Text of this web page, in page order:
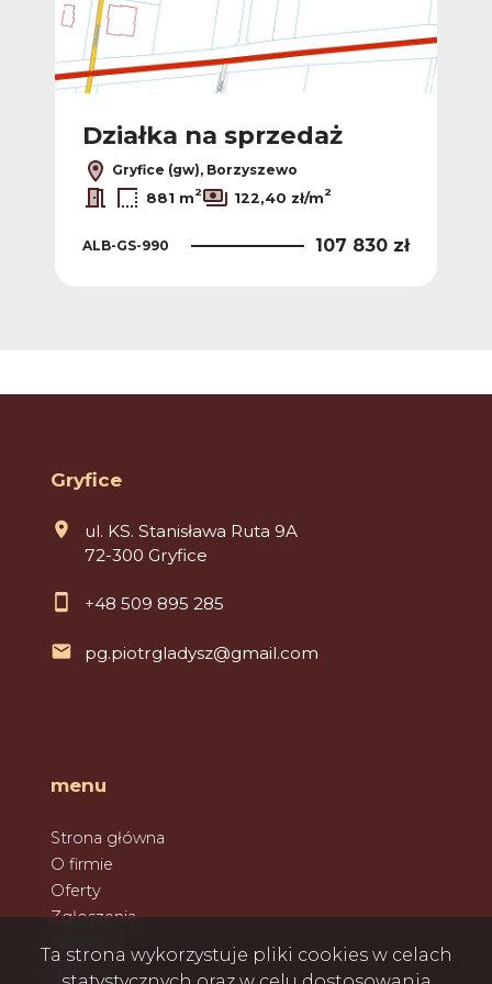
Działka na sprzedaż
Gryfice (gw), Borzyszewo
881 m2 122,40 zł/m2
ALB-GS-990 107 830 zł
Gryfice
ul. KS. Stanisława Ruta 9A
72-300 Gryfice
+48 509 895 285
pg.piotrgladysz@gmail.com
menu
Strona główna
O firmie
Oferty
Zgłoszenia
Ta strona wykorzystuje pliki cookies w celach